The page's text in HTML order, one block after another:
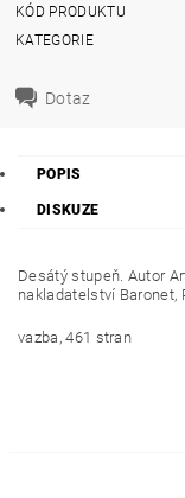
KÓD PRODUKTU
KATEGORIE
Dotaz
POPIS
DISKUZE
Desátý stupeň. Autor
nakladatelství Baronet,
vazba, 461 stran